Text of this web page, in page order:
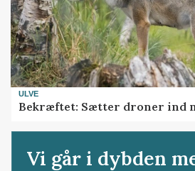
ULVE
Bekræftet: Sætter droner ind
Vi går i dybden